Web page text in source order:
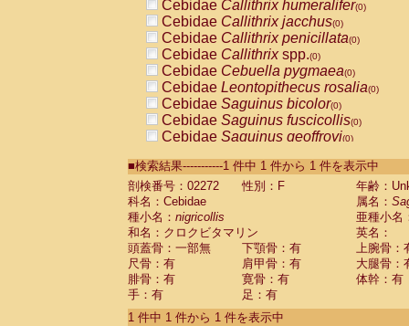
Cebidae Callithrix humeralifer(0)
Cebidae Callithrix jacchus(0)
Cebidae Callithrix penicillata(0)
Cebidae Callithrixspp.(0)
Cebidae Cebuella pygmaea(0)
Cebidae Leontopithecus rosalia(0)
Cebidae Saguinus bicolor(0)
Cebidae Saguinus fuscicollis(0)
Cebidae Saguinus geoffroyi(0)
CebidaeSaguinus labiatus(0)
Cebidae Saguinus leucopus (0)
Cebidae
CebidaeSaguinus mystax
CebidaeSaguinus nigricollis (1)
Cebidae Saguinus oedipus
Cebidae Saguinus weddelli
Cebidae Saguinusspp.
Cebidae Aotus trivirgatus
Cebidae Cebus albifrons
■検索結果-----------1 件中 1 件から 1 件を表示中
剖検番号：02272
性別：F
年齢：
科名：Cebidae
属名：
種小名： nigricollis
亜種小名
和名：クロクビタマリン
英名：
頭蓋骨：一部無
下顎骨：有
上腕骨：
尺骨：有
肩甲骨：有
大腿骨：
腓骨：有
寛骨：有
体幹：有
手：有
足：有
1 件中 1 件から 1 件を表示中